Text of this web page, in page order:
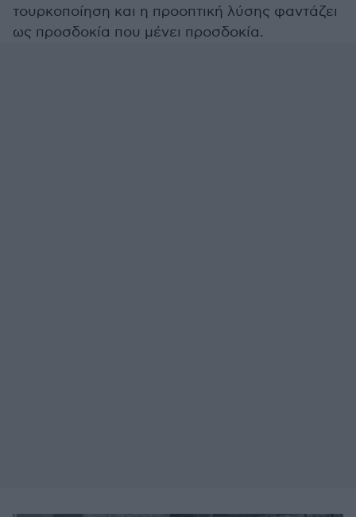
τουρκοποίηση και η προοπτική λύσης φαντάζει
ως προσδοκία που μένει προσδοκία.